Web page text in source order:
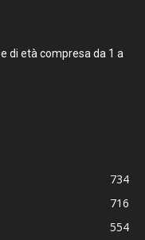
di età compresa da 1 a
734
716
554